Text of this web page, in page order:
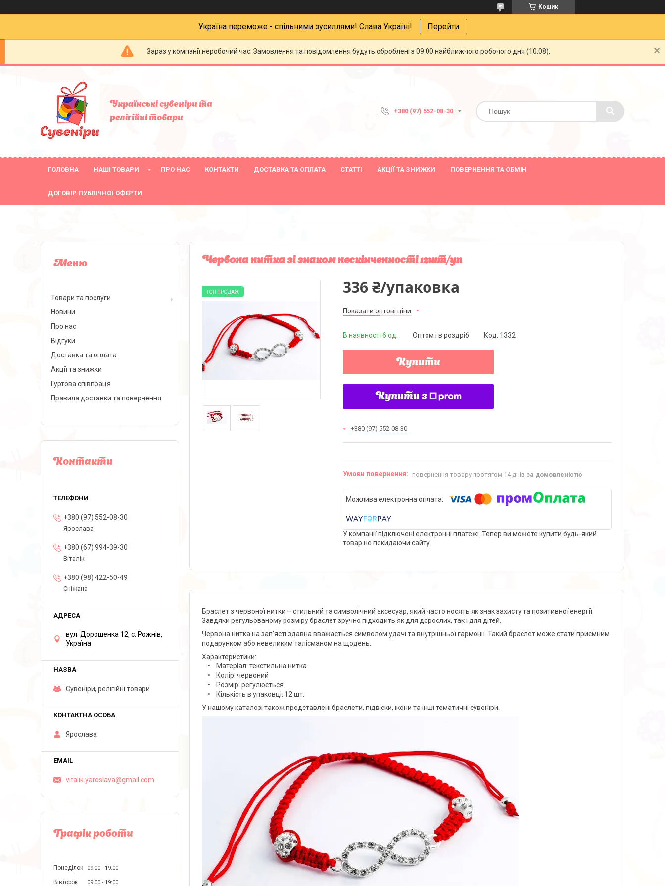
Кошик
Україна переможе - спільними зусиллями! Слава Україні! Перейти
Зараз у компанії неробочий час. Замовлення та повідомлення будуть оброблені з 09:00 найближчого робочого дня (10.08).
Українські сувеніри та
релігійнi товари
+380 (97) 552-08-30
ГОЛОВНА НАШІ ТОВАРИ ПРО НАС КОНТАКТИ ДОСТАВКА ТА ОПЛАТА СТАТТІ АКЦІЇ ТА ЗНИЖКИ ПОВЕРНЕННЯ ТА ОБМІН
ДОГОВІР ПУБЛІЧНОЇ ОФЕРТИ
Червона нитка зі знаком нескінченності 12шт/уп
ТОП ПРОДАЖ 336 ₴/упаковка
Показати оптові ціни
В наявності 6 од. Оптом і в роздріб Код: 1332
Купити
Купити з
+380 (97) 552-08-30
повернення товару протягом 14 днів за домовленістю
У компанії підключені електронні платежі. Тепер ви можете купити будь-який
товар не покидаючи сайту.
Браслет з червоної нитки – стильний та символічний аксесуар, який часто носять як знак захисту та позитивної енергії.
Завдяки регульованому розміру браслет зручно підходить як для дорослих, так і для дітей.
Червона нитка на зап’ясті здавна вважається символом удачі та внутрішньої гармонії. Такий браслет може стати приємним
подарунком або невеликим талісманом на щодень.
Характеристики:
• Матеріал: текстильна нитка
• Колір: червоний
• Розмір: регулюється
• Кількість в упаковці: 12 шт.
У нашому каталозі також представлені браслети, підвіски, ікони та інші тематичні сувеніри.
Товари та послуги
Новини
Про нас
Відгуки
Доставка та оплата
Акції та знижки
Гуртова співпраця
Правила доставки та повернення
Контакти
+380 (97) 552-08-30
Ярослава
+380 (67) 994-39-30
Віталік
+380 (98) 422-50-49
Сніжана
вул. Дорошенка 12, с. Рожнів,
Україна
Сувеніри, релігійні товари
Ярослава
vitalik.yaroslava@gmail.com
Графік роботи
Понеділок 09:00 19:00
Вівторок 09:00 19:00